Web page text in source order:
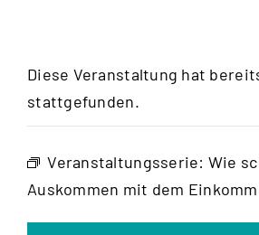
Diese Veranstaltung hat
stattgefunden.
Veranstaltungsserie: Wie
Auskommen mit dem